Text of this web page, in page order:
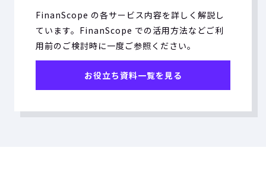
FinanScope の各サービス内容を詳しく解説し
ています。FinanScope での活用方法などご利
用前のご検討時に一度ご参照ください。
お役立ち資料一覧を見る